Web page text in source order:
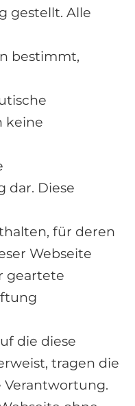
gestellt. Alle
bestimmt,
keine
dar. Diese
für deren
Webseite
geartete
die diese
tragen die